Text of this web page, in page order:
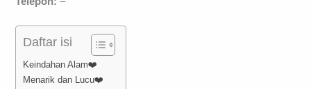
Daftar isi
Keindahan Alam❤️
Menarik dan Lucu❤️